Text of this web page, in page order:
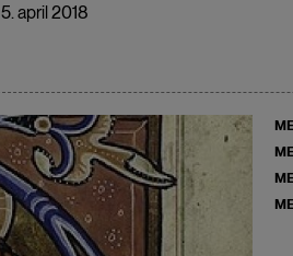
5. april 2018